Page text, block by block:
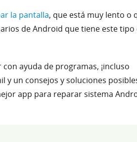
la pantalla, que está muy lento o
de Android que tiene este tipo
ayuda de programas, ¡incluso
y un consejos y soluciones
app para reparar sistema